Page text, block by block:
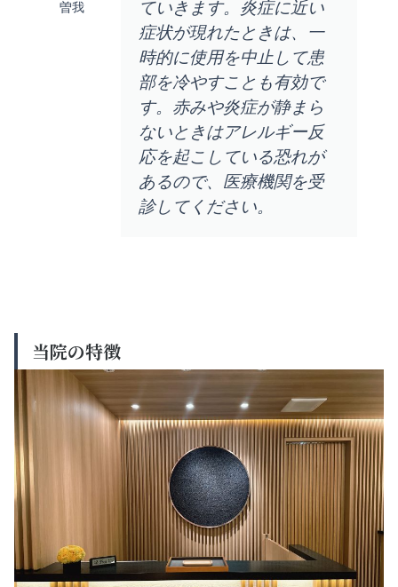
ていきます。炎症に近い
症状が現れたときは、一
時的に使用を中止して患
部を冷やすことも有効で
す。赤みや炎症が静まら
ないときはアレルギー反
応を起こしている恐れが
あるので、医療機関を受
診してください。
曽我
当院の特徴